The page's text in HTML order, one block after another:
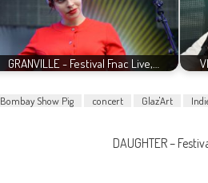
GRANVILLE - Festival Fnac Live,…
Bombay Show Pig concert Glaz'Art
DAUGHTER –